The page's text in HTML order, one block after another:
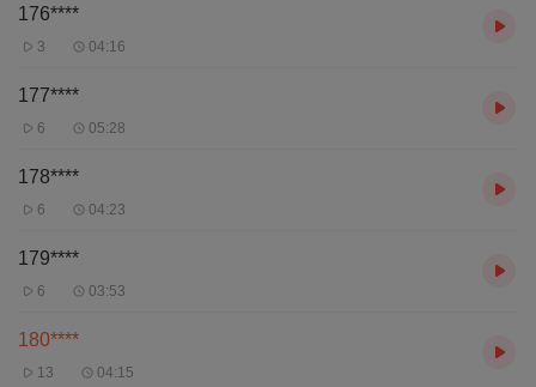
176****
3 04:16
177****
6 05:28
178****
6 04:23
179****
6 03:53
180****
13 04:15